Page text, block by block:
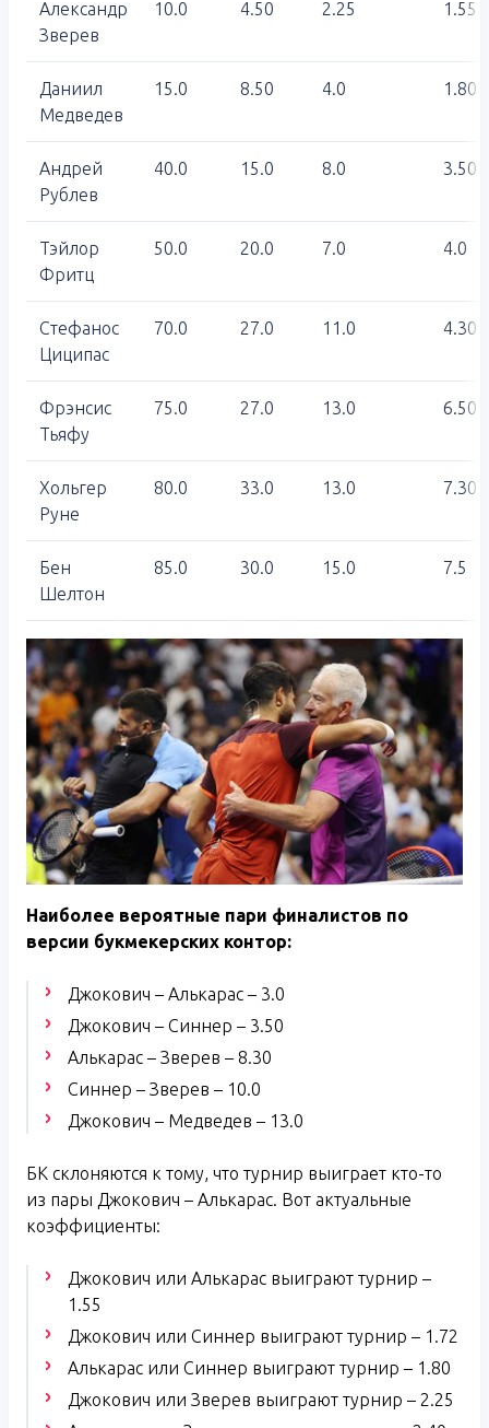
Александр
Зверев
10.0 4.50 2.25 1.55
Даниил
Медведев
15.0 8.50 4.0 1.80
Андрей
Рублев
40.0 15.0 8.0 3.50
Тэйлор
Фритц
50.0 20.0 7.0 4.0
Стефанос
Циципас
70.0 27.0 11.0 4.30
Фрэнсис
Тьяфу
75.0 27.0 13.0 6.50
Хольгер
Руне
80.0 33.0 13.0 7.30
Бен
Шелтон
85.0 30.0 15.0 7.5
Наиболее вероятные пари финалистов по
версии букмекерских контор:
Джокович – Алькарас – 3.0
Джокович – Синнер – 3.50
Алькарас – Зверев – 8.30
Синнер – Зверев – 10.0
Джокович – Медведев – 13.0
БК склоняются к тому, что турнир выиграет кто-то
из пары Джокович – Алькарас. Вот актуальные
коэффициенты:
Джокович или Алькарас выиграют турнир –
1.55
Джокович или Синнер выиграют турнир – 1.72
Алькарас или Синнер выиграют турнир – 1.80
Джокович или Зверев выиграют турнир – 2.25